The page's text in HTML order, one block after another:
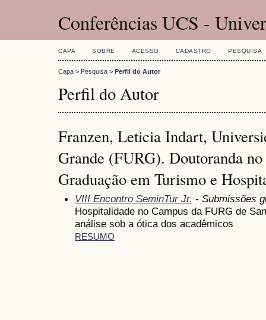
Conferências UCS -
CAPA SOBRE ACESSO CADASTRO PESQUISA
Capa > Pesquisa > Perfil do Autor
Perfil do Autor
Franzen, Leticia Indart,
Grande (FURG). Doutoranda
Graduação em Turismo e
VIII Encontro SeminTur Jr. - Submissões
Hospitalidade no Campus da FURG de
análise sob a ótica dos acadêmicos
RESUMO